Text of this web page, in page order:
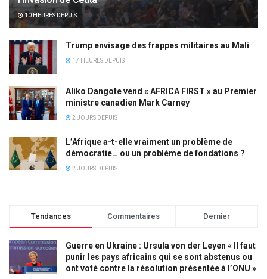
10 HEURES DEPUIS
Trump envisage des frappes militaires au Mali
17 HEURES DEPUIS
Aliko Dangote vend « AFRICA FIRST » au Premier
ministre canadien Mark Carney
2 JOURS DEPUIS
L’Afrique a-t-elle vraiment un problème de
démocratie… ou un problème de fondations ?
2 JOURS DEPUIS
Tendances Commentaires Dernier
Guerre en Ukraine : Ursula von der Leyen « Il faut
punir les pays africains qui se sont abstenus ou
ont voté contre la résolution présentée à l’ONU »